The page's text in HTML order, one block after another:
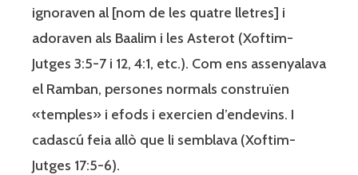
ignoraven al [nom de les quatre lletres] i
adoraven als Baalim i les Asterot (Xoftim-
Jutges 3:5-7 i 12, 4:1, etc.). Com ens assenyalava
el Ramban, persones normals construïen
«temples» i efods i exercien d’endevins. I
cadascú feia allò que li semblava (Xoftim-
Jutges 17:5-6).